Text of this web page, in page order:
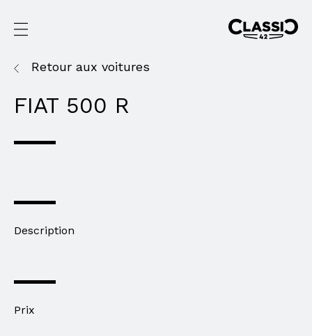
Retour aux voitures
FIAT 500 R
Description
Prix